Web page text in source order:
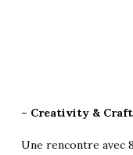
– Creativity &
Une rencontre avec